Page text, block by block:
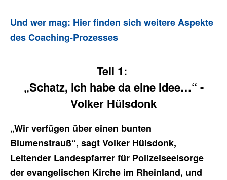
Und wer mag: Hier finden sich weitere Aspekte
des Coaching-Prozesses
Teil 1:
„Schatz, ich habe da eine Idee…“ -
Volker Hülsdonk
„Wir verfügen über einen bunten
Blumenstrauß“, sagt Volker Hülsdonk,
Leitender Landespfarrer für Polizeiseelsorge
der evangelischen Kirche im Rheinland, und